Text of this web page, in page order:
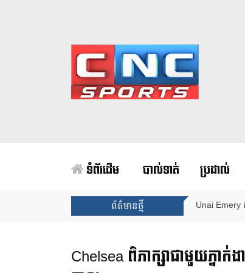
ទំព័រដើម បាល់ទាត់ ប្រដាល់
ព័ត៌មានថ្មី Unai Emery
Chelsea ពិភាក្សាជាមួយភ្នាក់